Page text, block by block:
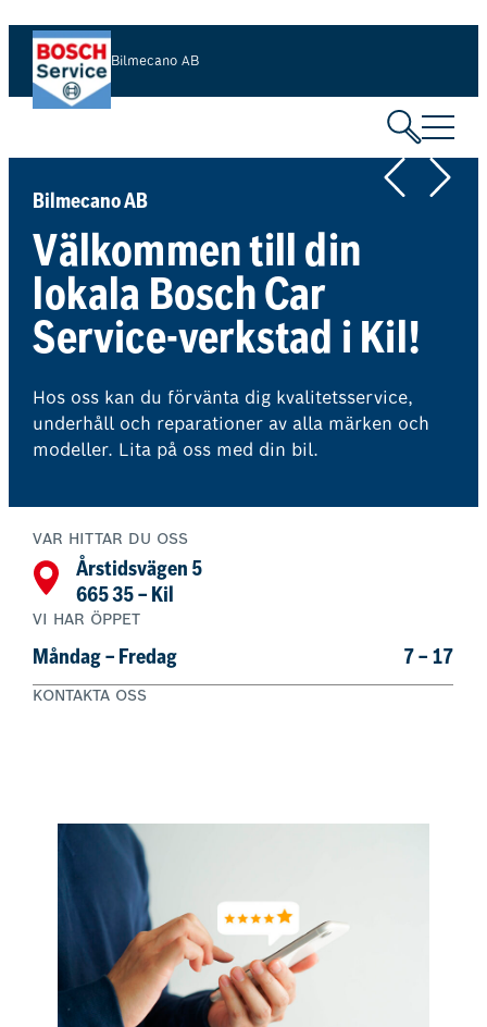
Hoppa
innehåll
Bilmecano AB
Bilmecano AB
Välkommen till din
lokala Bosch Car
Service-verkstad i Kil!
Hos oss kan du förvänta dig kvalitetsservice,
underhåll och reparationer av alla märken och
modeller. Lita på oss med din bil.
VAR HITTAR DU OSS
Årstidsvägen 5
665 35 – Kil
VI HAR ÖPPET
Måndag – Fredag 7 – 17
KONTAKTA OSS